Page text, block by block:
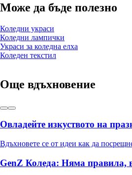
Може да бъде полезно
Коледни украси
Коледни лампички
Украси за коледна елха
Коледен текстил
Още вдъхновение
Овладейте изкуството на
Вдъхновете се от идеи как да
GenZ Коледа: Няма правила,